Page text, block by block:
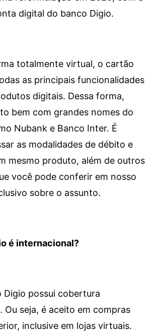
digital do banco Digio.
totalmente virtual, o cartão
as principais funcionalidades
digitais. Dessa forma,
bem com grandes nomes do
Nubank e Banco Inter. É
as modalidades de débito e
mesmo produto, além de outros
você pode conferir em nosso
sobre o assunto.
é internacional?
Digio possui cobertura
Ou seja, é aceito em compras
inclusive em lojas virtuais.